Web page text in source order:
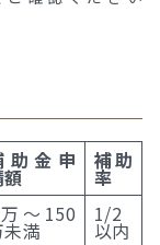
助金申
額
補助
率
～150
満
1/2
以内